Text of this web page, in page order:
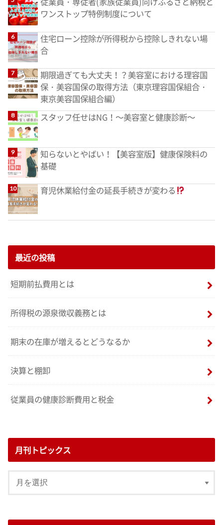
ワンストップ特例制度について
住宅ローン控除が所得税から控除しきれない場
合
期限過ぎても大丈夫！？美容室における理容国
保・美容国保の取得方法（東京理容国保組合・
東京美容国保組合編）
スタッフ任せはNG！～美容室と健康診断～
知らないとやばい！【美容室版】健康保険料の
基礎
育児休業給付金の延長手続きが変わる
最近の投稿
短期前払費用とは
所得税の源泉徴収義務とは
期末の在庫が増えるとどうなるか
決算と棚卸
従業員の健康診断費用と税金
月刊トピックス